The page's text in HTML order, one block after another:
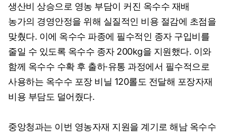
생산비 상승으로 영농 부담이 커진 옥수수 재배
농가의 경영안정을 위해 실질적인 비용 절감에 초점을
맞췄다. 이에 옥수수 파종에 필수적인 종자 구입비를
줄일 수 있도록 옥수수 종자 200kg을 지원했다. 이와
함께 옥수수 수확 후 출하·유통 과정에서 필수적으로
사용하는 옥수수 포장 비닐 120롤도 전달해 포장자재
비용 부담도 덜어줬다.
중앙청과는 이번 영농자재 지원을 계기로 해남 옥수수